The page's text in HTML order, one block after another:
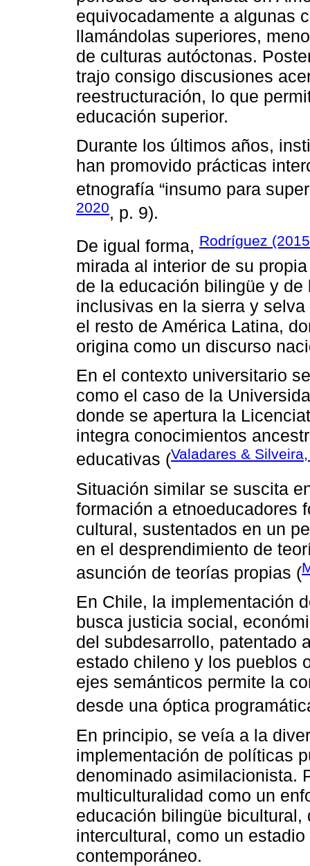
equivocadamente a algunas
llamándolas superiores,
de culturas autóctonas.
trajo consigo discusiones
reestructuración, lo que
educación superior.
Durante los últimos años,
han promovido prácticas
etnografía “insumo para
2020, p. 9).
De igual forma, Rodríguez (2015
mirada al interior de su
de la educación bilingüe y
inclusivas en la sierra y
el resto de América Latina,
origina como un discurso
En el contexto universitario
como el caso de la
donde se apertura la
integra conocimientos
educativas (Valadares &
Situación similar se suscita
formación a etnoeducadores
cultural, sustentados en un
en el desprendimiento de
asunción de teorías propias (
En Chile, la implementación
busca justicia social,
del subdesarrollo, patentado
estado chileno y los pueblos
ejes semánticos permite la
desde una óptica
En principio, se veía a la
implementación de políticas
denominado asimilacionista.
multiculturalidad como un
educación bilingüe
intercultural, como un
contemporáneo.